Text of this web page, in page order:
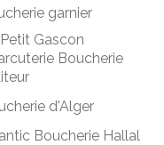
garnier
Gascon
Boucherie
d'Alger
Boucherie Hallal